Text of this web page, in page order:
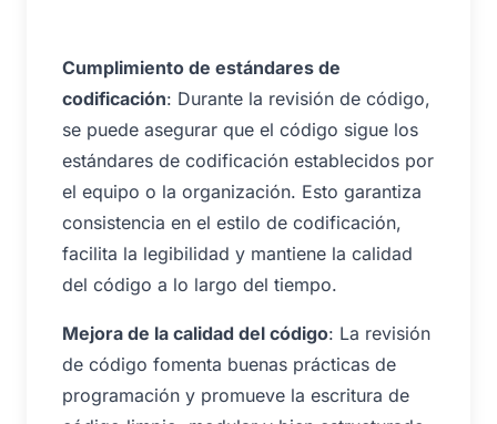
Cumplimiento de estándares de
codificación: Durante la revisión de código,
se puede asegurar que el código sigue los
estándares de codificación establecidos por
el equipo o la organización. Esto garantiza
consistencia en el estilo de codificación,
facilita la legibilidad y mantiene la calidad
del código a lo largo del tiempo.
Mejora de la calidad del código: La revisión
de código fomenta buenas prácticas de
programación y promueve la escritura de